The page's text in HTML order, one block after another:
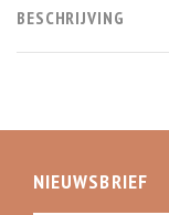
BESCHRIJVING
NIEUWSBRIEF